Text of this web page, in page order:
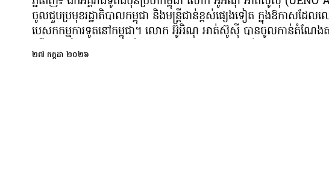
ចូលជួបប្រមុខរដ្ឋាភិបាលកម្ពុជា និងមន្ត្រីជាន់ខ្ពស់ផ្សេងទៀត ក្នុងឱកាសដែល
បេសកកម្មការទូតនៅកម្ពុជា។ លោក អ៊ូអិណុ អាត់ស៊ូស៊ី បានចូលកាន់តំណែង
និងបានចូលជួបជម្រាបលាថ្នាក់ដឹកនាំជាន់ខ្ពស់របស់កម្ពុជា មុននឹងត្រូវផ្លាស់ប្តូរទ
២៧ កក្កដា ២០២៦